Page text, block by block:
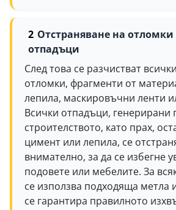
Отстраняване на
отпадъци
След това се разчистват
отломки, фрагменти от
лепила, маскировъчни ленти
Всички отпадъци, генерирани
строителството, като прах,
цимент или лепила, се
внимателно, за да се избегне
подовете или мебелите. За
се използва подходяща метла
се гарантира правилното